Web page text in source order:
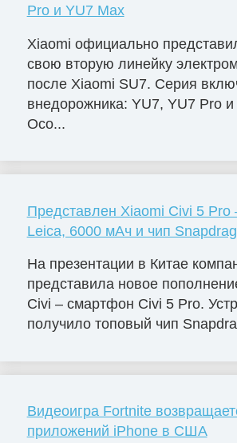
Pro и YU7 Max
Xiaomi официально
свою вторую линейку
после Xiaomi SU7. Серия
внедорожника: YU7, YU7 Pro
Осо...
Представлен Xiaomi Civi 5 Pro
Leica, 6000 мАч и чип
На презентации в Китае
представила новое
Civi – смартфон Civi 5 Pro.
получило топовый чип
Видеоигра Fortnite
приложений iPhone в США